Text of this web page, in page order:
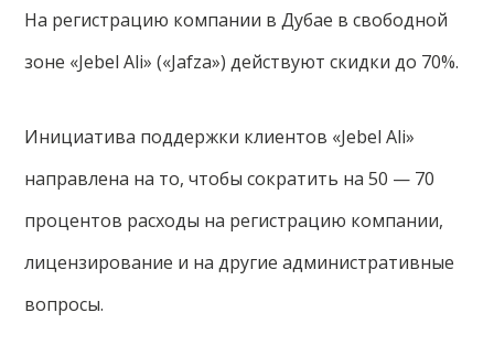
На регистрацию компании в Дубае в свободной
зоне «Jebel Ali» («Jafza») действуют скидки до 70%.
Инициатива поддержки клиентов «Jebel Ali»
направлена на то, чтобы сократить на 50 — 70
процентов расходы на регистрацию компании,
лицензирование и на другие административные
вопросы.